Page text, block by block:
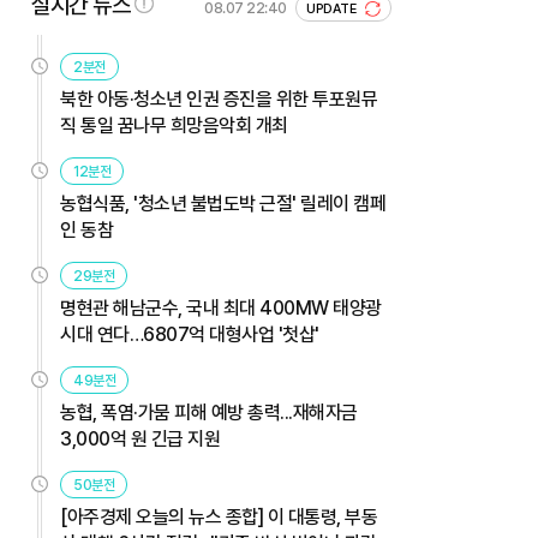
08.07 22:40 UPDATE
2분전
북한 아동·청소년 인권 증진을 위한 투포원뮤
직 통일 꿈나무 희망음악회 개최
12분전
농협식품, '청소년 불법도박 근절' 릴레이 캠페
인 동참
29분전
명현관 해남군수, 국내 최대 400MW 태양광
시대 연다…6807억 대형사업 '첫삽'
49분전
농협, 폭염·가뭄 피해 예방 총력...재해자금
3,000억 원 긴급 지원
50분전
[아주경제 오늘의 뉴스 종합] 이 대통령, 부동